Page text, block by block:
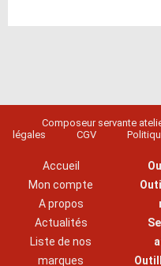
Composeur servante
légales
CGV
Accueil
Mon compte
A propos
Actualités
Liste de nos
marques